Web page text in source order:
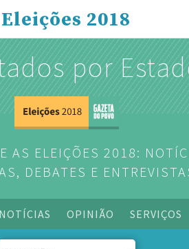
Eleições 2018
por
AS ELEIÇÕES 2018:
DEBATES E
NOTÍCIAS OPINIÃO SERVIÇOS